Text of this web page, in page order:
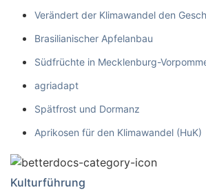
Verändert der Klimawandel den
Brasilianischer Apfelanbau
Südfrüchte in Mecklenburg-
agriadapt
Spätfrost und Dormanz
Aprikosen für den Klimawandel (HuK)
Kulturführung